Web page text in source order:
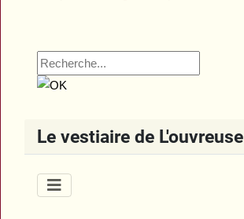
Le vestiaire de L'ouvreuse